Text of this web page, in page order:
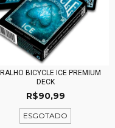
BICYCLE ICE PREMIUM
DECK
R$90,99
ESGOTADO